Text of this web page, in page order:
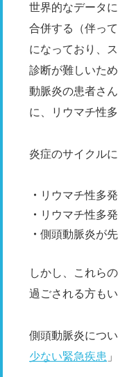
世界的なデータに
合併する（伴っ
になっており、
診断が難しいた
動脈炎の患者さ
に、リウマチ性
炎症のサイクル
リウマチ性多
リウマチ性多
側頭動脈炎が
しかし、これら
過ごされる方も
側頭動脈炎につ
少ない緊急疾患